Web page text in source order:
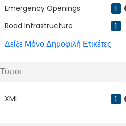
Emergency Openings 1
Road Infrastructure 1
Δείξε Μόνο Δημοφιλή Ετικέτες
Τύποι
XML 1